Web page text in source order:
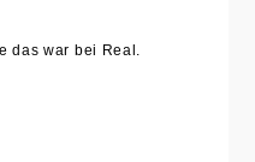
das war bei Real.